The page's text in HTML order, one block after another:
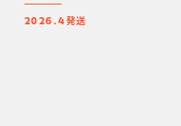
アムバンダイ限定】
2026.4発送